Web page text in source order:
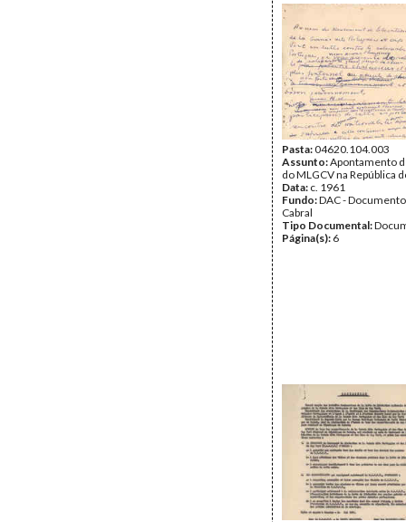
Pasta:04620.104.003
Assunto:Apontamento
do MLGCV na República
Data: c. 1961
Fundo:DAC -
Cabral
Tipo Documental:
Página(s): 6